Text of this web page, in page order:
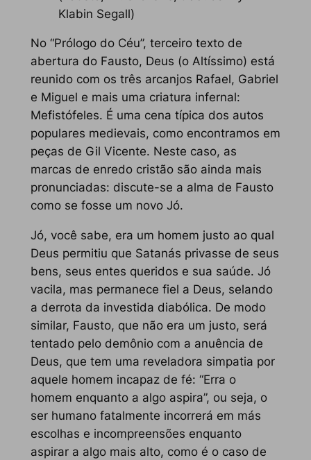
Klabin Segall)
No “Prólogo do Céu”, terceiro texto de
abertura do Fausto, Deus (o Altíssimo) está
reunido com os três arcanjos Rafael, Gabriel
e Miguel e mais uma criatura infernal:
Mefistófeles. É uma cena típica dos autos
populares medievais, como encontramos em
peças de Gil Vicente. Neste caso, as
marcas de enredo cristão são ainda mais
pronunciadas: discute-se a alma de Fausto
como se fosse um novo Jó.
Jó, você sabe, era um homem justo ao qual
Deus permitiu que Satanás privasse de seus
bens, seus entes queridos e sua saúde. Jó
vacila, mas permanece fiel a Deus, selando
a derrota da investida diabólica. De modo
similar, Fausto, que não era um justo, será
tentado pelo demônio com a anuência de
Deus, que tem uma reveladora simpatia por
aquele homem incapaz de fé: “Erra o
homem enquanto a algo aspira”, ou seja, o
ser humano fatalmente incorrerá em más
escolhas e incompreensões enquanto
aspirar a algo mais alto, como é o caso de